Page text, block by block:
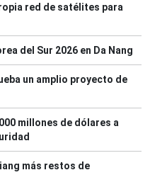
red de satélites para
del Sur 2026 en Da Nang
un amplio proyecto de
millones de dólares a
más restos de